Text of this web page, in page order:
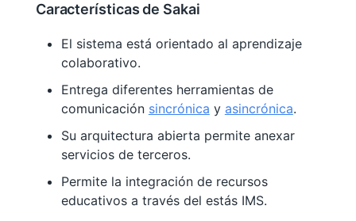
Características de Sakai
El sistema está orientado al aprendizaje
colaborativo.
Entrega diferentes herramientas de
comunicación sincrónica y asincrónica.
Su arquitectura abierta permite anexar
servicios de terceros.
Permite la integración de recursos
educativos a través del estás IMS.